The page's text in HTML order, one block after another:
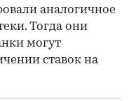
аналогичное
Тогда они
могут
ставок на